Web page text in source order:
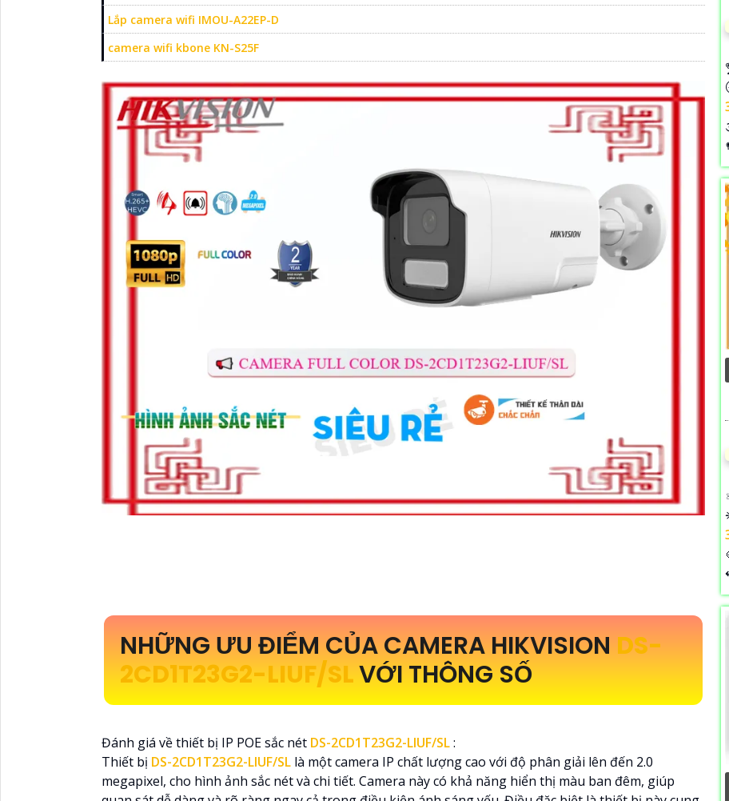
Lắp camera wifi IMOU-A22EP-D
camera wifi kbone KN-S25F
NHỮNG ƯU ĐIỂM CỦA CAMERA HIKVISIONDS-
2CD1T23G2-LIUF/SLVỚI THÔNG SỐ
Đánh giá về thiết bị IP POE sắc nét DS-2CD1T23G2-LIUF/SL:
Thiết bị DS-2CD1T23G2-LIUF/SL là một camera IP chất lượng cao với độ phân giải lên đến 2.0
megapixel, cho hình ảnh sắc nét và chi tiết. Camera này có khả năng hiển thị màu ban đêm, giúp